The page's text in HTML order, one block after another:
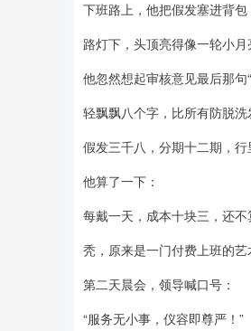
下班路上，他把假发塞进背包
路灯下，头顶亮得像一轮小月
他忽然想起审核意见最后那句
轻飘飘八个字，比所有防脱洗
假发三千八，分期十二期，行
他算了一下：
每戴一天，成本十块三，还不
秃，原来是一门付费上班的艺
第二天晨会，领导喊口号：
“服务无小事，仪容即尊严！”